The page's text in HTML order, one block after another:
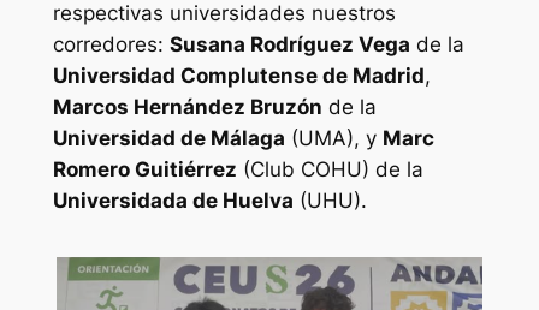
respectivas universidades nuestros
corredores: Susana Rodríguez Vega de la
Universidad Complutense de Madrid,
Marcos Hernández Bruzón de la
Universidad de Málaga (UMA), y Marc
Romero Guitiérrez (Club COHU) de la
Universidada de Huelva (UHU).